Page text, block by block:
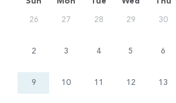
26 27 28 29 30
2 3 4 5 6
9 10 11 12 13